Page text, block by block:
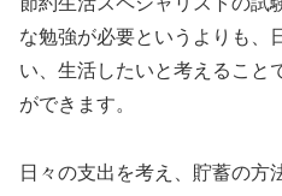
な勉強が必要というよりも、
い、生活したいと考えること
ができます。
日々の支出を考え、貯蓄の方